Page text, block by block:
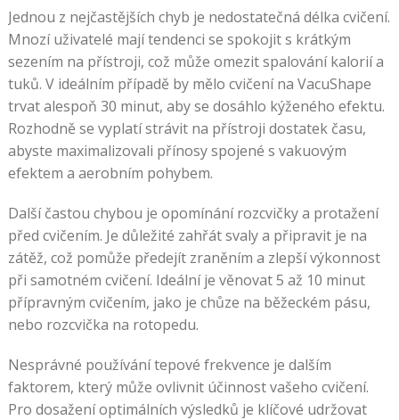
Jednou z nejčastějších chyb je nedostatečná délka cvičení.
Mnozí uživatelé mají tendenci se spokojit s krátkým
sezením na přístroji, což může omezit spalování kalorií a
tuků. V ideálním případě by mělo cvičení na VacuShape
trvat alespoň 30 minut, aby se dosáhlo kýženého efektu.
Rozhodně se vyplatí strávit na přístroji dostatek času,
abyste maximalizovali přínosy spojené s vakuovým
efektem a aerobním pohybem.
Další častou chybou je opomínání rozcvičky a protažení
před cvičením. Je důležité zahřát svaly a připravit je na
zátěž, což pomůže předejít zraněním a zlepší výkonnost
při samotném cvičení. Ideální je věnovat 5 až 10 minut
přípravným cvičením, jako je chůze na běžeckém pásu,
nebo rozcvička na rotopedu.
Nesprávné používání tepové frekvence je dalším
faktorem, který může ovlivnit účinnost vašeho cvičení.
Pro dosažení optimálních výsledků je klíčové udržovat